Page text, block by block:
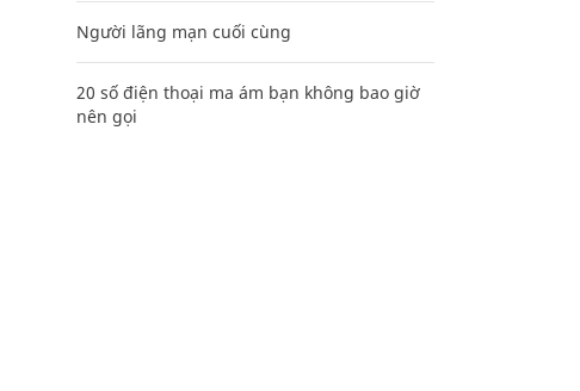
Người lãng mạn cuối cùng
20 số điện thoại ma ám bạn không bao giờ
nên gọi